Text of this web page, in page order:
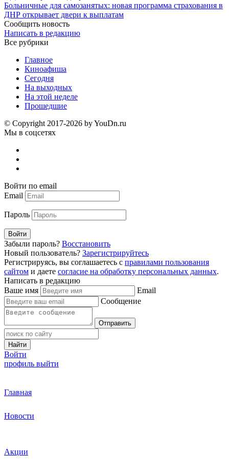
Больничные для самозанятых: новая программа страхования в
ДНР открывает двери к выплатам
Сообщить новость
Написать в редакцию
Все рубрики
Главное
Киноафиша
Сегодня
На выходных
На этой неделе
Прошедшие
© Copyright 2017-2026 by YouDn.ru
Мы в соцсетях
Войти по email
Email
Пароль
Войти
Забыли пароль? Восстановить
Новый пользователь? Зарегистрируйтесь
Регистрируясь, вы соглашаетесь с правилами пользования
сайтом и даете согласие на обработку персональных данных.
Написать в редакцию
Ваше имя
Email
Сообщение
Отправить
Найти
Войти
профиль выйти
Главная
Новости
Акции